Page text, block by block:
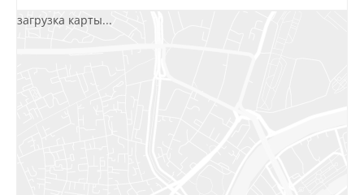
загрузка карты...